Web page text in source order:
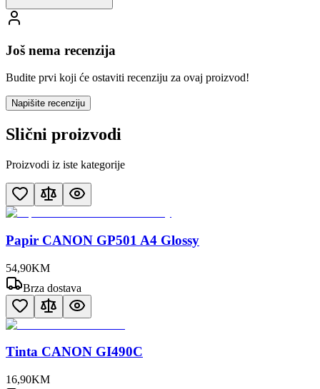
Još nema recenzija
Budite prvi koji će ostaviti recenziju za ovaj proizvod!
Napišite recenziju
Slični proizvodi
Proizvodi iz iste kategorije
Papir CANON GP501 A4 Glossy
54,90KM
Brza dostava
Tinta CANON GI490C
16,90KM